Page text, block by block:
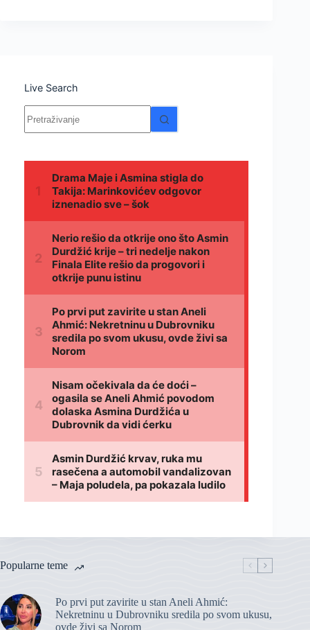
Live Search
Nema
rezultata.
Popularne teme
Po prvi put zavirite u stan Aneli Ahmić:
Nekretninu u Dubrovniku sredila po svom ukusu,
ovde živi sa Norom